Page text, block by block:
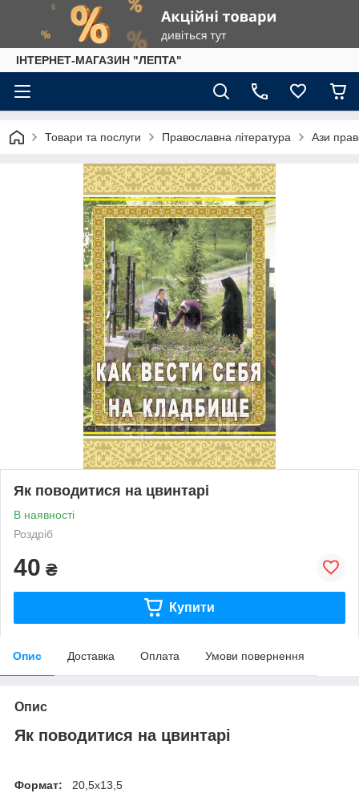
IНТЕРНЕТ-МАГАЗИН "ЛЕПТА"
Товари та послуги Православна література Ази
Як поводитися на цвинтарі
В наявності
Роздріб
40 ₴
Купити
Опис Доставка Оплата Умови повернення
Опис
Як поводитися на цвинтарі
Формат: 20,5х13,5